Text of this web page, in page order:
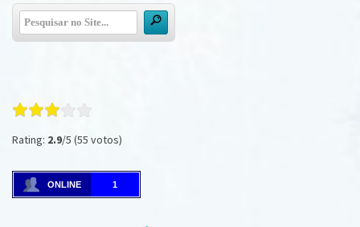
Rating: 2.9/5 (55 votos)
ONLINE 1